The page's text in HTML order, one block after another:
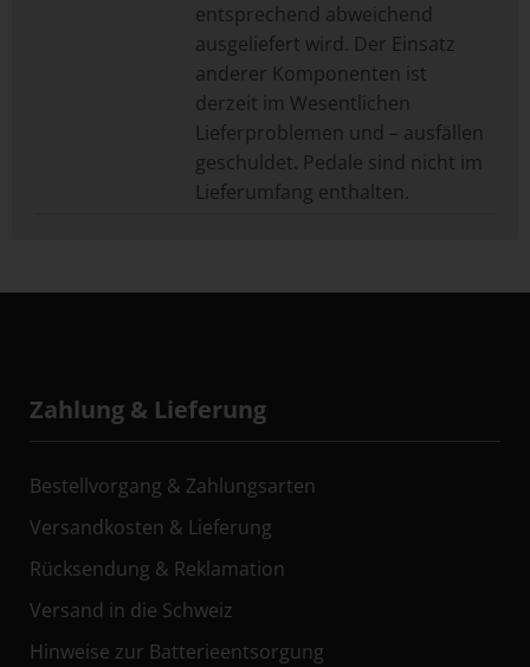
entsprechend abweichend
ausgeliefert wird. Der Einsatz
anderer Komponenten ist
derzeit im Wesentlichen
Lieferproblemen und – ausfällen
geschuldet. Pedale sind nicht im
Lieferumfang enthalten.
Zahlung & Lieferung
Bestellvorgang & Zahlungsarten
Versandkosten & Lieferung
Rücksendung & Reklamation
Versand in die Schweiz
Hinweise zur Batterieentsorgung